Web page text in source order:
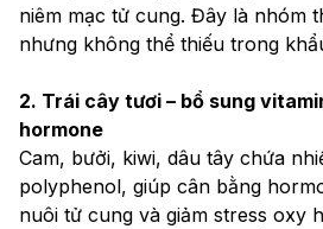
niêm mạc tử cung. Đây là nhóm
nhưng không thể thiếu trong
2. Trái cây tươi – bổ sung
hormone
Cam, bưởi, kiwi, dâu tây chứa
polyphenol, giúp cân bằng
nuôi tử cung và giảm stress oxy